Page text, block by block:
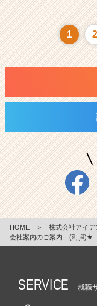
1 2
HOME ＞ 株式会社アイデ
会社案内のご案内 (๏ิ‿๏ิ)★
SERVICE 就職